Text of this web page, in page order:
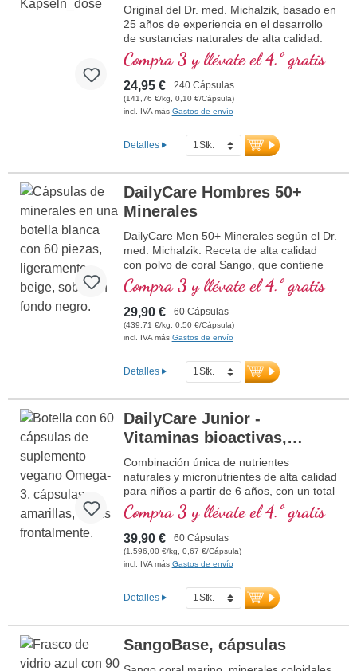
las materias primas estrictamente
verificada
100 % vegano, libre de aditivos y sin
ingeniería genética
laboratorio
Fabricado en Alemania – los más altos
Un producto original de Biotikon® según
el Dr. med. Michalzik
más información sobre el polvo de HMB
Original del Dr. med. Michalzik, basado en
25 años de experiencia en el desarrollo
de sustancias naturales de alta calidad.
1.200 – 3.600 mg de calcio β-hidroxi-β-
metilbutirato de alta pureza por dosis
diaria de 2 – 6 cápsulas, de los cuales
1.020 – 3.060 mg de HMB puro (85 %). El
calcio β-hidroxi-β-metilbutirato (HMB) es
leucina, importante para el músculo.
Compra 3 y llévate el 4.º gratis
24,95 € 240 Cápsulas
(141,76 €/kg, 0,10 €/Cápsula)
incl. IVA más Gastos de envío
Detalles
DailyCare Hombres 50+
Minerales
DailyCare Men 50+ Minerales según el Dr.
med. Michalzik: Receta de alta calidad
con polvo de coral Sango, que contiene
más de 70 minerales y oligoelementos.
Cabe destacar el calcio (20 %) y el
magnesio (10 %) en la proporción ideal
de 2:1, lo que optimiza la
biodisponibilidad. Los minerales están en
cuerpo los absorba especialmente bien.
Obtenido de manera sostenible de
Okinawa y probado para su pureza.
Apoya la salud ósea, la función muscular
Vegano, sin aditivos, desarrollado por
médicos y producido en Alemania. Sellado
sin aluminio y más de 20 años de
experiencia garantizan la más alta
calidad.
Más información sobre DailyCare
Men 50+ Minerales
Polvo de coral Sango natural con más
de 70 minerales y oligoelementos
2:1
Minerales ionizados para una
Compra 3 y llévate el 4.º gratis
29,90 € 60 Cápsulas
(439,71 €/kg, 0,50 €/Cápsula)
incl. IVA más Gastos de envío
Detalles
DailyCare Junior -
Vitaminas bioactivas,
Omega-3 vegano +
oligoelementos y
sustancias vegetales de
alta calidad
Combinación única de nutrientes
naturales y micronutrientes de alta calidad
para niños a partir de 6 años, con un total
de 20 nutrientes importantes para su hijo.
Compra 3 y llévate el 4.º gratis
39,90 € 60 Cápsulas
(1.596,00 €/kg, 0,67 €/Cápsula)
incl. IVA más Gastos de envío
Detalles
SangoBase, cápsulas